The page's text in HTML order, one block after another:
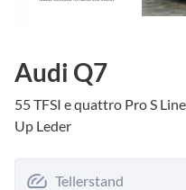
Audi Q7
55 TFSI e quattro Pro S
Up Leder
Tellerstand